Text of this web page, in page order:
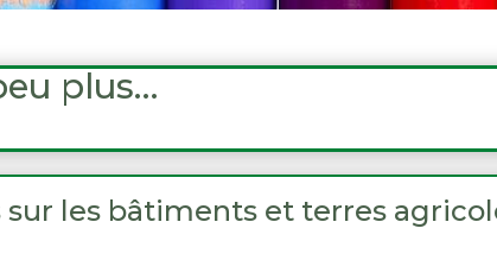
plus…
les bâtiments et terres